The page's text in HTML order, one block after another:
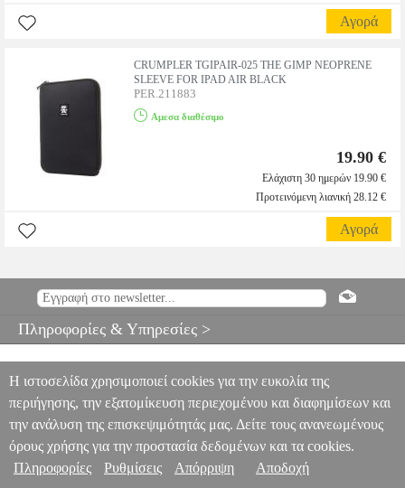
Αγορά
CRUMPLER TGIPAIR-025 THE GIMP NEOPRENE
SLEEVE FOR IPAD AIR BLACK
PER.211883
Αμεσα διαθέσιμο
19.90 €
Ελάχιστη 30 ημερών 19.90 €
Προτεινόμενη λιανική 28.12 €
Αγορά
Πληροφορίες & Υπηρεσίες >
Η ιστοσελίδα χρησιμοποιεί cookies για την ευκολία της
περιήγησης, την εξατομίκευση περιεχομένου και διαφημίσεων και
την ανάλυση της επισκεψιμότητάς μας. Δείτε τους ανανεωμένους
όρους χρήσης για την προστασία δεδομένων και τα cookies.
Πληροφορίες
Ρυθμίσεις Απόρριψη Αποδοχή